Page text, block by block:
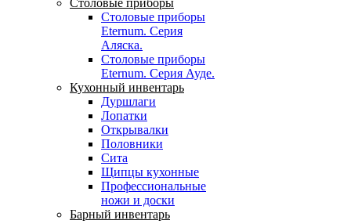
Столовые приборы
Столовые приборы
Eternum. Серия
Аляска.
Столовые приборы
Eternum. Серия Ауде.
Кухонный инвентарь
Дуршлаги
Лопатки
Открывалки
Половники
Сита
Щипцы кухонные
Профессиональные
ножи и доски
Барный инвентарь